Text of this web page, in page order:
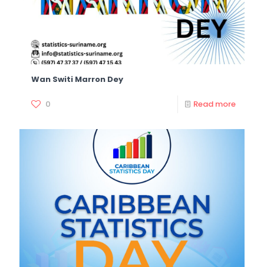
Wan Switi Marron Dey
0 Read more